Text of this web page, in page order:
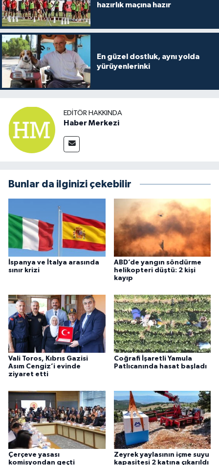
hazırlık maçına hazır
En güzel dostluk, aynı yolda
yürüyenlerinki
EDITÖR HAKKINDA
Haber Merkezi
Bunlar da ilginizi çekebilir
İspanya ve İtalya arasında
sınır krizi
ABD’de yangın söndürme
helikopteri düştü: 2 kişi
kayıp
Vali Toros, Kıbrıs Gazisi
Asım Cengiz’i evinde
ziyaret etti
Coğrafi İşaretli Yamula
Patlıcanında hasat başladı
Çerçeve yasası
komisyondan geçti
Zeyrek yaylasının içme suyu
kapasitesi 2 katına çıkarıldı